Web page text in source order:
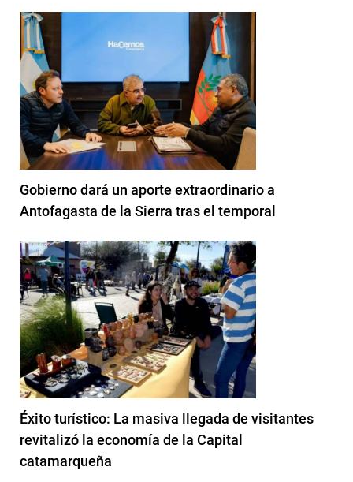
Gobierno dará un aporte extraordinario a
Antofagasta de la Sierra tras el temporal
Éxito turístico: La masiva llegada de visitantes
revitalizó la economía de la Capital
catamarqueña